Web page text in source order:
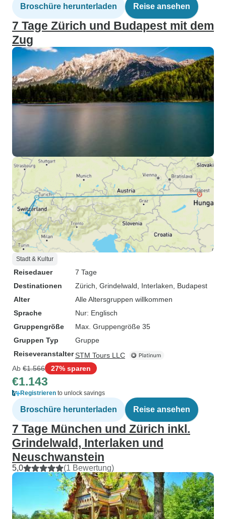
Broschüre herunterladen Reise ansehen
7 Tage Zürich und Budapest mit dem
Zug
Stadt & Kultur
Reisedauer
7 Tage
Destinationen
Zürich , Grindelwald , Interlaken , Budapest
Alter
Alle Altersgruppen willkommen
Sprache
Nur: Englisch
Gruppengröße
Max. Gruppengröße 35
Gruppen Typ
Gruppe
ReiseveranstalterSTM Tours LLC
Ab €1.566 27% sparen
€1.143
Registrieren to unlock savings
Broschüre herunterladen Reise ansehen
7 Tage München und Zürich inkl.
Grindelwald, Interlaken und
Neuschwanstein
5,0 (1 Bewertung)